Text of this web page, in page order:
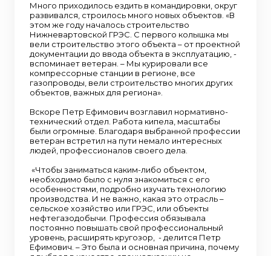
Много приходилось ездить в командировки, округ
развивался, строилось много новых объектов. «В
этом же году началось строительство
Нижневартовской ГРЭС. С первого колышка мы
вели строительство этого объекта – от проектной
документации до ввода объекта в эксплуатацию, -
вспоминает ветеран. – Мы курировали все
компрессорные станции в регионе, все
газопроводы, вели строительство многих других
объектов, важных для региона».
Вскоре Петр Ефимович возглавил нормативно-
технический отдел. Работа кипела, масштабы
были огромные. Благодаря выбранной профессии
ветеран встретил на пути немало интересных
людей, профессионалов своего дела.
«Чтобы заниматься каким-либо объектом,
необходимо было с нуля знакомиться с его
особенностями, подробно изучать технологию
производства. И не важно, какая это отрасль –
сельское хозяйство или ГРЭС, или объекты
нефтегазодобычи. Профессия обязывала
постоянно повышать свой профессиональный
уровень, расширять кругозор, - делится Петр
Ефимович. – Это была и основная причина, почему